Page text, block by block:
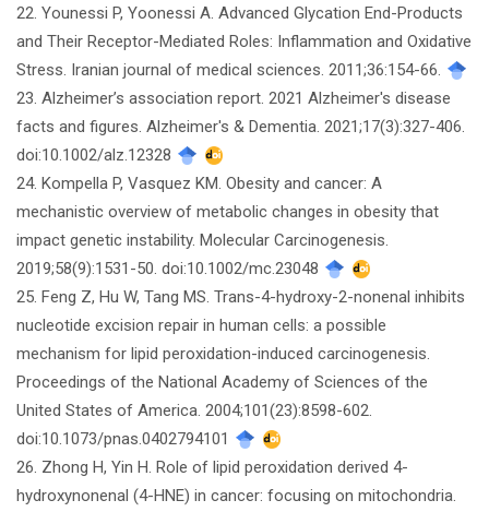
22. Younessi P, Yoonessi A. Advanced Glycation End-Products
and Their Receptor-Mediated Roles: Inflammation and Oxidative
Stress. Iranian journal of medical sciences. 2011;36:154-66.
23. Alzheimer’s association report. 2021 Alzheimer's disease
facts and figures. Alzheimer's & Dementia. 2021;17(3):327-406.
doi:10.1002/alz.12328
24. Kompella P, Vasquez KM. Obesity and cancer: A
mechanistic overview of metabolic changes in obesity that
impact genetic instability. Molecular Carcinogenesis.
2019;58(9):1531-50. doi:10.1002/mc.23048
25. Feng Z, Hu W, Tang MS. Trans-4-hydroxy-2-nonenal inhibits
nucleotide excision repair in human cells: a possible
mechanism for lipid peroxidation-induced carcinogenesis.
Proceedings of the National Academy of Sciences of the
United States of America. 2004;101(23):8598-602.
doi:10.1073/pnas.0402794101
26. Zhong H, Yin H. Role of lipid peroxidation derived 4-
hydroxynonenal (4-HNE) in cancer: focusing on mitochondria.